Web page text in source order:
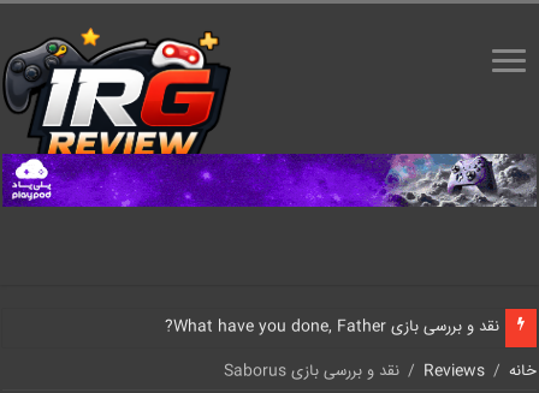
نقد و بررسی بازی What have you done, Father?
خانه /
Reviews
/ نقد و بررسی بازی Saborus